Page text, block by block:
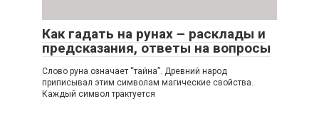
Как гадать на рунах – расклады и
предсказания, ответы на вопросы
Слово руна означает “тайна”. Древний народ
приписывал этим символам магические свойства.
Каждый символ трактуется